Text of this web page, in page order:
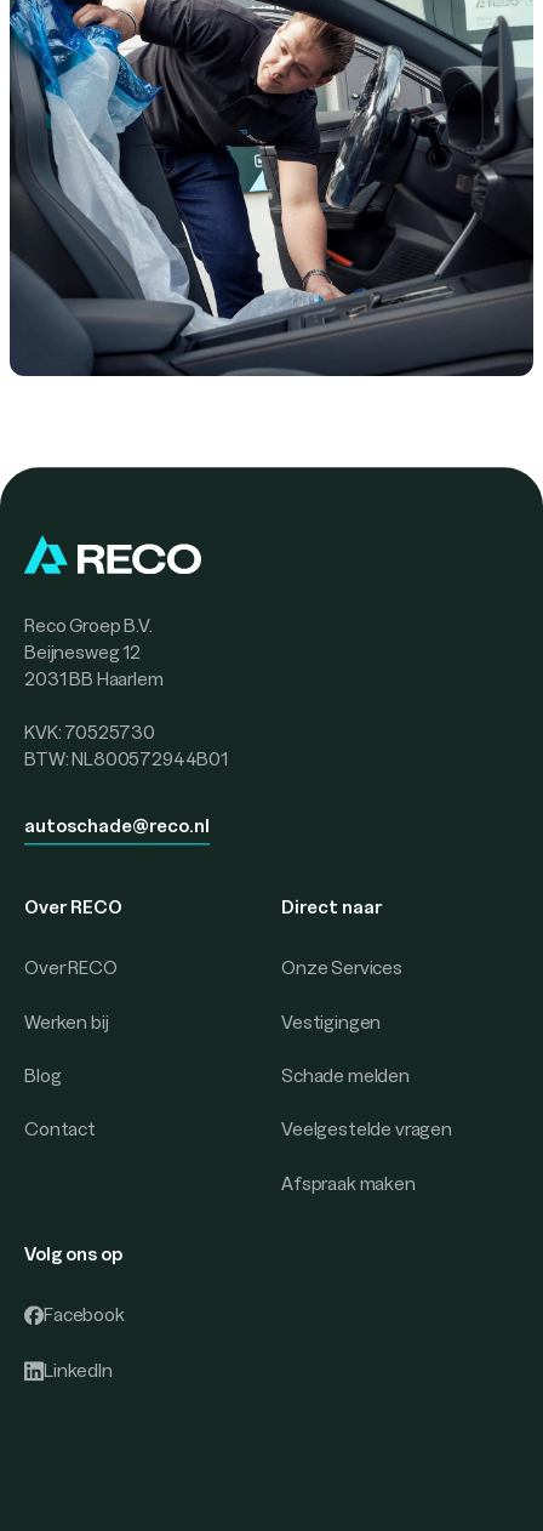
Reco Groep B.V.
Beijnesweg 12
2031 BB Haarlem
KVK: 70525730
BTW: NL800572944B01
autoschade@reco.nl
Over RECO
Over RECO
Werken bij
Blog
Contact
Direct naar
Onze Services
Vestigingen
Schade melden
Veelgestelde vragen
Afspraak maken
Volg ons op
Facebook
LinkedIn